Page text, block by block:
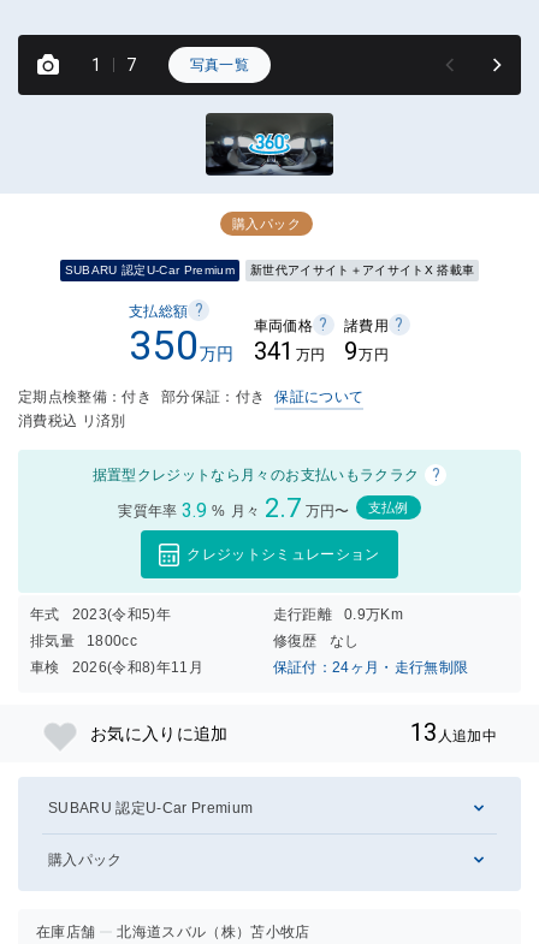
1 7 写真一覧
購入パック
SUBARU 認定U-Car Premium 新世代アイサイト＋アイサイトX 搭載車
支払総額 ?
350万円
車両価格 ?
341 万円
諸費用 ?
9万円
定期点検整備：付き 部分保証：付き
保証について
消費税込 リ済別
据置型クレジットなら月々のお支払いもラクラク ?
実質年率 3.9 % 月々 2.7 万円〜 支払例
クレジットシミュレーション
年式 2023(令和5)年 走行距離
0.9万Km
排気量
1800cc 修復歴
なし
車検
2026(令和8)年11月 保証付：24ヶ月・走行無制限
お気に入りに追加 13 人追加中
SUBARU 認定U-Car Premium
購入パック
在庫店舗 北海道スバル（株）苫小牧店